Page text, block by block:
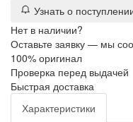
Узнать о
Нет в наличии?
Оставьте заявку — мы
100% оригинал
Проверка перед выдачей
Быстрая доставка
Характеристики